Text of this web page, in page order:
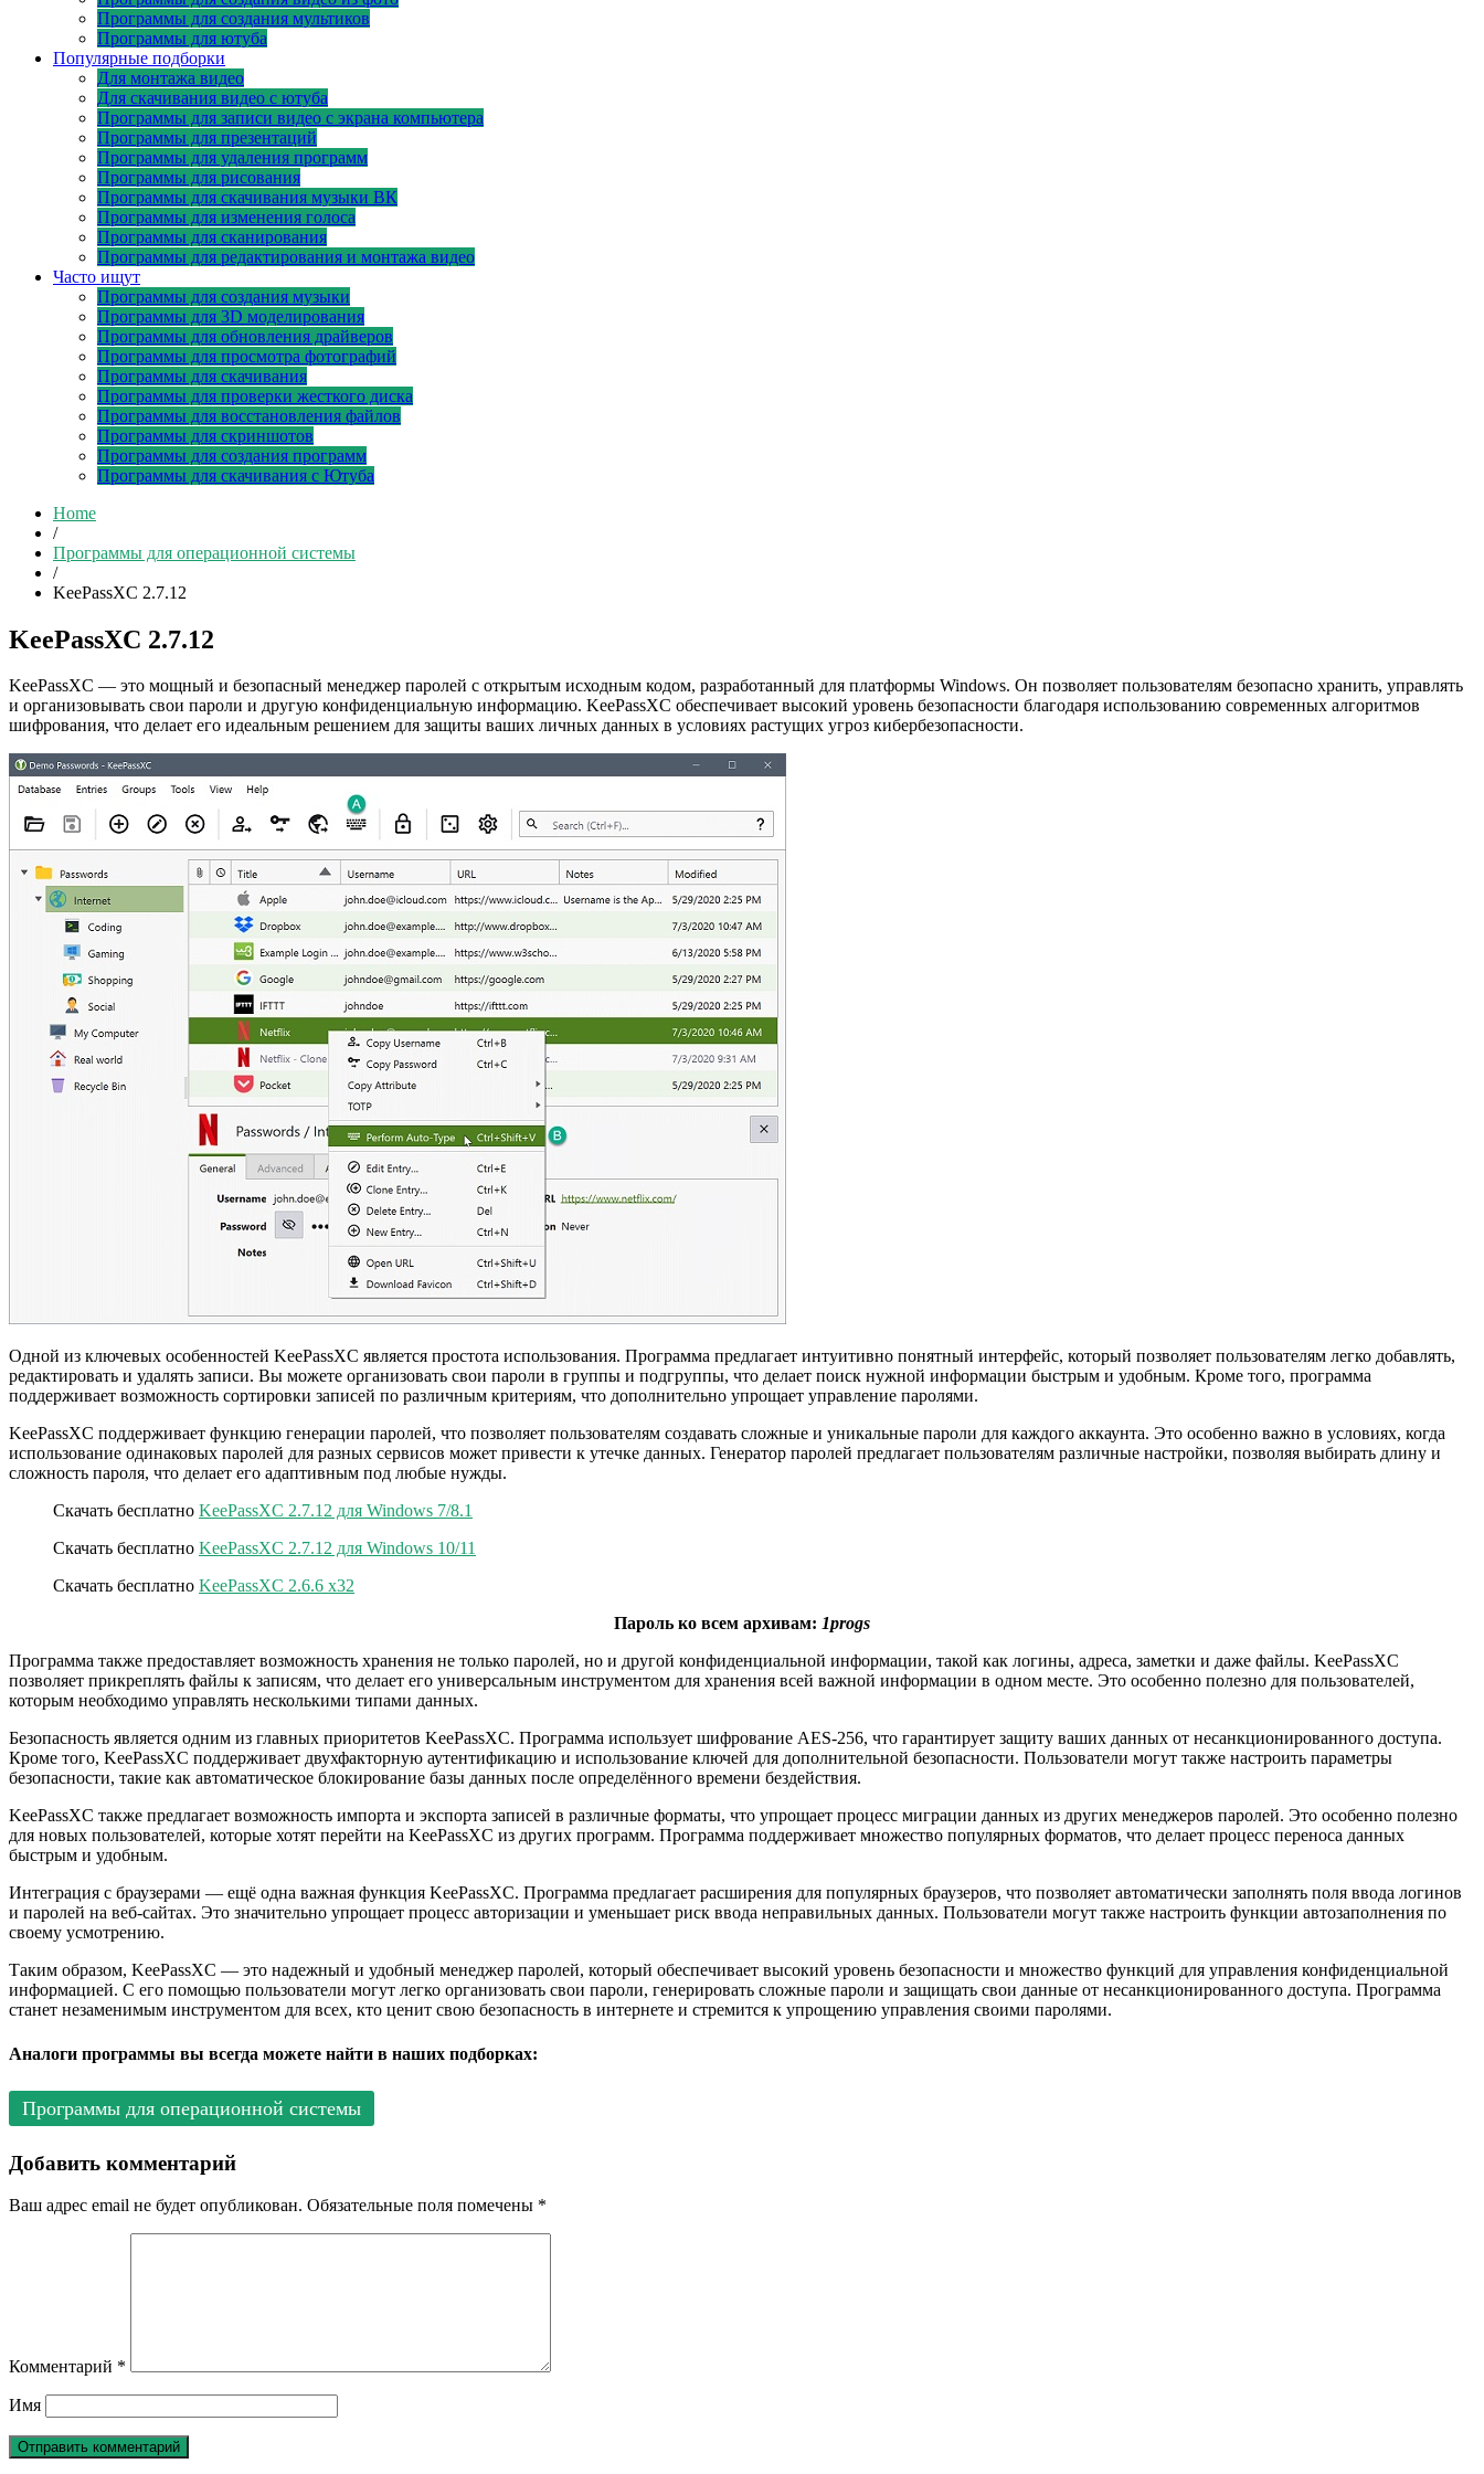
Программы для создания мультиков
Программы для ютуба
Популярные подборки
Для монтажа видео
Для скачивания видео с ютуба
Программы для записи видео с экрана компьютера
Программы для презентаций
Программы для удаления программ
Программы для рисования
Программы для скачивания музыки ВК
Программы для изменения голоса
Программы для сканирования
Программы для редактирования и монтажа видео
Часто ищут
Программы для создания музыки
Программы для 3D моделирования
Программы для обновления драйверов
Программы для просмотра фотографий
Программы для скачивания
Программы для проверки жесткого диска
Программы для восстановления файлов
Программы для скриншотов
Программы для создания программ
Программы для скачивания с Ютуба
Home
/
Программы для операционной системы
/
KeePassXC 2.7.12
KeePassXC 2.7.12
KeePassXC — это мощный и безопасный менеджер паролей с открытым исходным кодом, разработанный для платформы Windows. Он позволяет пользователям безопасно хранить, управлять
и организовывать свои пароли и другую конфиденциальную информацию. KeePassXC обеспечивает высокий уровень безопасности благодаря использованию современных алгоритмов
шифрования, что делает его идеальным решением для защиты ваших личных данных в условиях растущих угроз кибербезопасности.
Одной из ключевых особенностей KeePassXC является простота использования. Программа предлагает интуитивно понятный интерфейс, который позволяет пользователям легко добавлять,
редактировать и удалять записи. Вы можете организовать свои пароли в группы и подгруппы, что делает поиск нужной информации быстрым и удобным. Кроме того, программа
поддерживает возможность сортировки записей по различным критериям, что дополнительно упрощает управление паролями.
KeePassXC поддерживает функцию генерации паролей, что позволяет пользователям создавать сложные и уникальные пароли для каждого аккаунта. Это особенно важно в условиях, когда
использование одинаковых паролей для разных сервисов может привести к утечке данных. Генератор паролей предлагает пользователям различные настройки, позволяя выбирать длину и
сложность пароля, что делает его адаптивным под любые нужды.
Скачать бесплатно KeePassXC 2.7.12 для Windows 7/8.1
Скачать бесплатно KeePassXC 2.7.12 для Windows 10/11
Скачать бесплатно KeePassXC 2.6.6 x32
Пароль ко всем архивам: 1progs
Программа также предоставляет возможность хранения не только паролей, но и другой конфиденциальной информации, такой как логины, адреса, заметки и даже файлы. KeePassXC
позволяет прикреплять файлы к записям, что делает его универсальным инструментом для хранения всей важной информации в одном месте. Это особенно полезно для пользователей,
которым необходимо управлять несколькими типами данных.
Безопасность является одним из главных приоритетов KeePassXC. Программа использует шифрование AES-256, что гарантирует защиту ваших данных от несанкционированного доступа.
Кроме того, KeePassXC поддерживает двухфакторную аутентификацию и использование ключей для дополнительной безопасности. Пользователи могут также настроить параметры
безопасности, такие как автоматическое блокирование базы данных после определённого времени бездействия.
KeePassXC также предлагает возможность импорта и экспорта записей в различные форматы, что упрощает процесс миграции данных из других менеджеров паролей. Это особенно полезно
для новых пользователей, которые хотят перейти на KeePassXC из других программ. Программа поддерживает множество популярных форматов, что делает процесс переноса данных
быстрым и удобным.
Интеграция с браузерами — ещё одна важная функция KeePassXC. Программа предлагает расширения для популярных браузеров, что позволяет автоматически заполнять поля ввода логинов
и паролей на веб-сайтах. Это значительно упрощает процесс авторизации и уменьшает риск ввода неправильных данных. Пользователи могут также настроить функции автозаполнения по
своему усмотрению.
Таким образом, KeePassXC — это надежный и удобный менеджер паролей, который обеспечивает высокий уровень безопасности и множество функций для управления конфиденциальной
информацией. С его помощью пользователи могут легко организовать свои пароли, генерировать сложные пароли и защищать свои данные от несанкционированного доступа. Программа
станет незаменимым инструментом для всех, кто ценит свою безопасность в интернете и стремится к упрощению управления своими паролями.
Аналоги программы вы всегда можете найти в наших подборках:
Программы для операционной системы
Добавить комментарий
Ваш адрес email не будет опубликован. Обязательные поля помечены *
Комментарий *
Имя